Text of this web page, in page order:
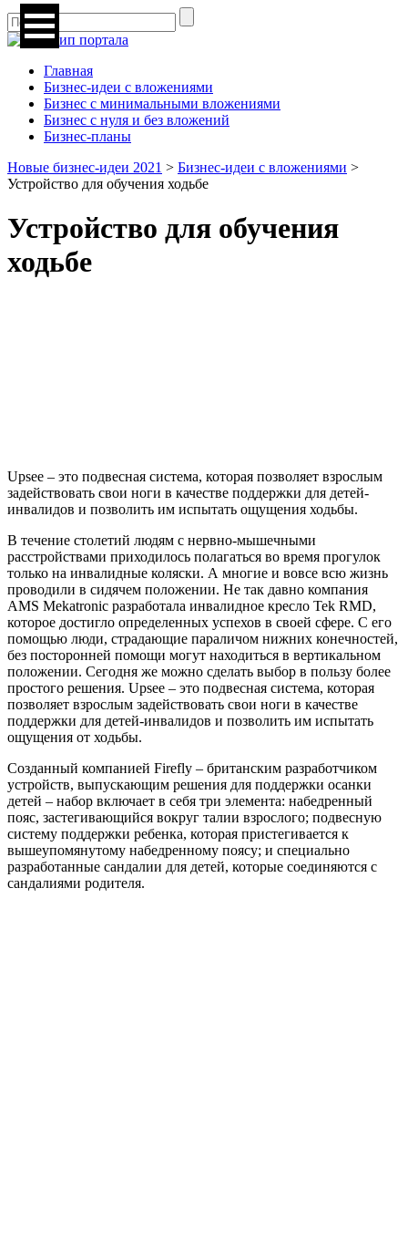
Главная
Бизнес-идеи с вложениями
Бизнес с минимальными вложениями
Бизнес с нуля и без вложений
Бизнес-планы
Новые бизнес-идеи 2021 > Бизнес-идеи с вложениями >
Устройство для обучения ходьбе
Устройство для обучения
ходьбе
Upsee – это подвесная система, которая позволяет взрослым
задействовать свои ноги в качестве поддержки для детей-
инвалидов и позволить им испытать ощущения ходьбы.
В течение столетий людям с нервно-мышечными
расстройствами приходилось полагаться во время прогулок
только на инвалидные коляски. А многие и вовсе всю жизнь
проводили в сидячем положении. Не так давно компания
AMS Mekatronic разработала инвалидное кресло Tek RMD,
которое достигло определенных успехов в своей сфере. С его
помощью люди, страдающие параличом нижних конечностей,
без посторонней помощи могут находиться в вертикальном
положении. Сегодня же можно сделать выбор в пользу более
простого решения. Upsee – это подвесная система, которая
позволяет взрослым задействовать свои ноги в качестве
поддержки для детей-инвалидов и позволить им испытать
ощущения от ходьбы.
Созданный компанией Firefly – британским разработчиком
устройств, выпускающим решения для поддержки осанки
детей – набор включает в себя три элемента: набедренный
пояс, застегивающийся вокруг талии взрослого; подвесную
систему поддержки ребенка, которая пристегивается к
вышеупомянутому набедренному поясу; и специально
разработанные сандалии для детей, которые соединяются с
сандалиями родителя.